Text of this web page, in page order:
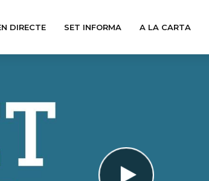
DIRECTE SET INFORMA A LA CARTA